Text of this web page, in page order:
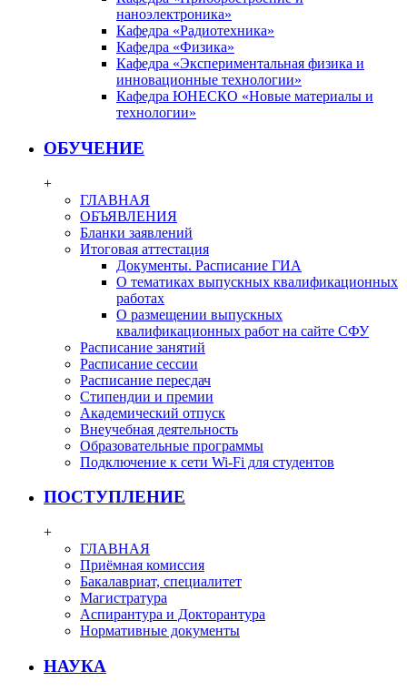
наноэлектроника»
Кафедра «Радиотехника»
Кафедра «Физика»
Кафедра «Экспериментальная физика и
инновационные технологии»
Кафедра ЮНЕСКО «Новые материалы и
технологии»
ОБУЧЕНИЕ
+
ГЛАВНАЯ
ОБЪЯВЛЕНИЯ
Бланки заявлений
Итоговая аттестация
Документы. Расписание ГИА
О тематиках выпускных квалификационных
работах
О размещении выпускных
квалификационных работ на сайте СФУ
Расписание занятий
Расписание сессии
Расписание пересдач
Стипендии и премии
Академический отпуск
Внеучебная деятельность
Образовательные программы
Подключение к сети Wi-Fi для студентов
ПОСТУПЛЕНИЕ
+
ГЛАВНАЯ
Приёмная комиссия
Бакалавриат, специалитет
Магистратура
Аспирантура и Докторантура
Нормативные документы
НАУКА